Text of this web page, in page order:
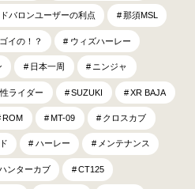
バロンユーザーの利点 那須MSL
イの！？ ウィズハーレー
日本一周 ニンジャ
ライダー SUZUKI XR BAJA
ROM MT-09 クロスカブ
ハーレー メンテナンス
ンターカブ CT125